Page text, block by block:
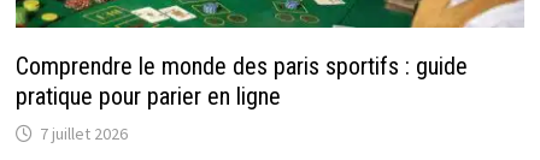
Comprendre le monde des paris sportifs : guide
pratique pour parier en ligne
7 juillet 2026